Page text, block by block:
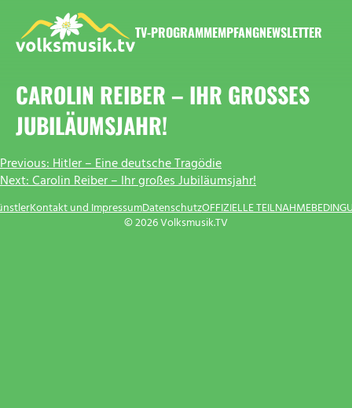
Inhalt
springen
TV-PROGRAMMEMPFANGNEWSLETTER
CAROLIN REIBER – IHR GROSSES J
UBILÄUMSJAHR!
BEITRAGSNAVIGATION
Previous:Hitler – Eine deutsche Tragödie
Next:Carolin Reiber – Ihr großes Jubiläumsjahr!
© 2026 Volksmusik.TV
Kontakt und ImpressumDatenschutzOFFIZIELLE